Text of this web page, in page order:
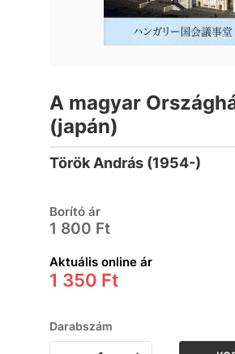
A magyar
(japán)
Török András (1954-)
Borító ár
1 800 Ft
Aktuális online ár
1 350 Ft
Darabszám